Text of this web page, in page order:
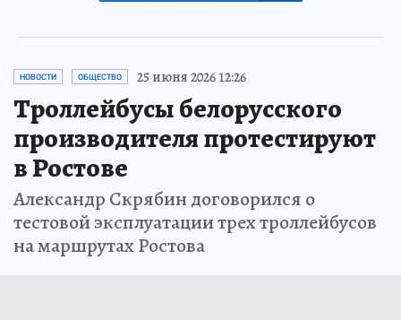
НОВОСТИ ОБЩЕСТВО 25 июня 2026 12:26
Троллейбусы белорусского
производителя протестируют
в Ростове
Александр Скрябин договорился о
тестовой эксплуатации трех троллейбусов
на маршрутах Ростова